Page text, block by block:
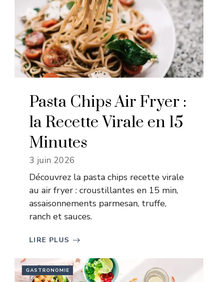
Pasta Chips Air Fryer :
la Recette Virale en 15
Minutes
3 juin 2026
Découvrez la pasta chips recette virale
au air fryer : croustillantes en 15 min,
assaisonnements parmesan, truffe,
ranch et sauces.
LIRE PLUS
GASTRONOMIE